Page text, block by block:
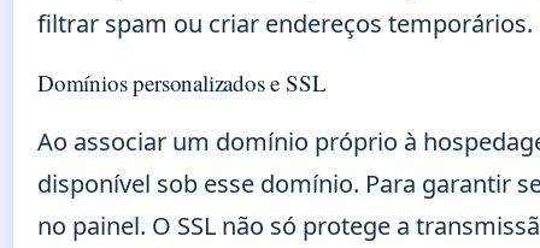
filtrar spam ou criar endereços temporários.
Domínios personalizados e SSL
Ao associar um domínio próprio à
disponível sob esse domínio. Para garantir
no painel. O SSL não só protege a